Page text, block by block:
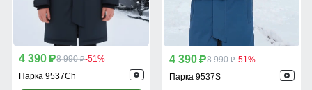
4 390 p8 990 p-51%
Парка 9537Ch
4 390 p8 990 p-51%
Парка 9537S